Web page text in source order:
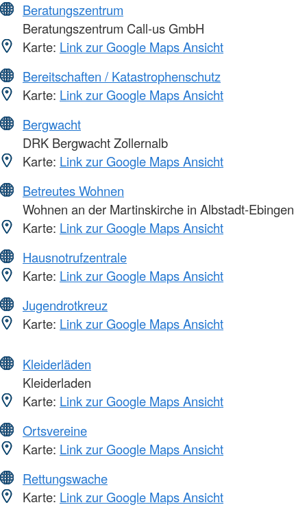
Beratungszentrum
Beratungszentrum Call-us GmbH
Karte: Link zur Google Maps Ansicht
Bereitschaften / Katastrophenschutz
Karte: Link zur Google Maps Ansicht
Bergwacht
DRK Bergwacht Zollernalb
Karte: Link zur Google Maps Ansicht
Betreutes Wohnen
Wohnen an der Martinskirche in Albstadt-Ebingen
Karte: Link zur Google Maps Ansicht
Hausnotrufzentrale
Karte: Link zur Google Maps Ansicht
Jugendrotkreuz
Karte: Link zur Google Maps Ansicht
Kleiderläden
Kleiderladen
Karte: Link zur Google Maps Ansicht
Ortsvereine
Karte: Link zur Google Maps Ansicht
Rettungswache
Karte: Link zur Google Maps Ansicht